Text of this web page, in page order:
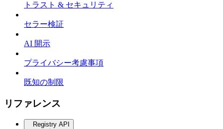
トラスト & セキュリティ
セラー検証
AI 開示
プライバシー考慮事項
既知の制限
リファレンス
Registry API